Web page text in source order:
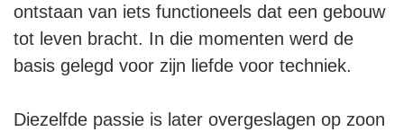
ontstaan van iets functioneels dat een gebouw
tot leven bracht. In die momenten werd de
basis gelegd voor zijn liefde voor techniek.
Diezelfde passie is later overgeslagen op zoon